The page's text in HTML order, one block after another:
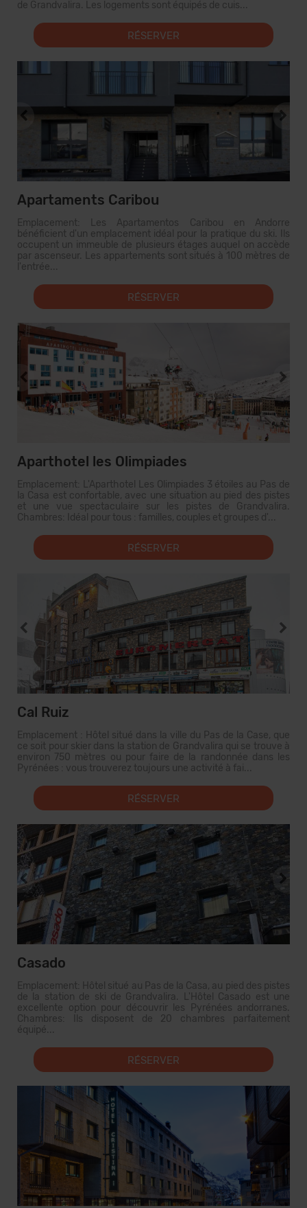
de Grandvalira. Les logements sont équipés de cuis...
RÉSERVER
Apartaments Caribou
Emplacement: Les Apartamentos Caribou en Andorre
bénéficient d'un emplacement idéal pour la pratique du ski. Ils
occupent un immeuble de plusieurs étages auquel on accède
par ascenseur. Les appartements sont situés à 100 mètres de
l'entrée...
RÉSERVER
Aparthotel les Olimpiades
Emplacement: L'Aparthotel Les Olimpiades 3 étoiles au Pas de
la Casa est confortable, avec une situation au pied des pistes
et une vue spectaculaire sur les pistes de Grandvalira.
Chambres: Idéal pour tous : familles, couples et groupes d'...
RÉSERVER
Cal Ruiz
Emplacement : Hôtel situé dans la ville du Pas de la Case, que
ce soit pour skier dans la station de Grandvalira qui se trouve à
environ 750 mètres ou pour faire de la randonnée dans les
Pyrénées : vous trouverez toujours une activité à fai...
RÉSERVER
Casado
Emplacement: Hôtel situé au Pas de la Casa, au pied des pistes
de la station de ski de Grandvalira. L'Hôtel Casado est une
excellente option pour découvrir les Pyrénées andorranes.
Chambres: Ils disposent de 20 chambres parfaitement
équipé...
RÉSERVER